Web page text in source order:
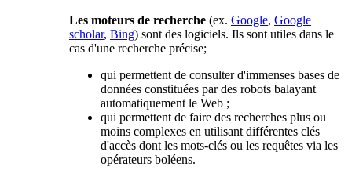
Les moteurs de recherche (ex. Google, Google
scholar, Bing) sont des logiciels. Ils sont utiles dans le
cas d'une recherche précise;
qui permettent de consulter d'immenses bases de
données constituées par des robots balayant
automatiquement le Web ;
qui permettent de faire des recherches plus ou
moins complexes en utilisant différentes clés
d'accès dont les mots-clés ou les requêtes via les
opérateurs boléens.